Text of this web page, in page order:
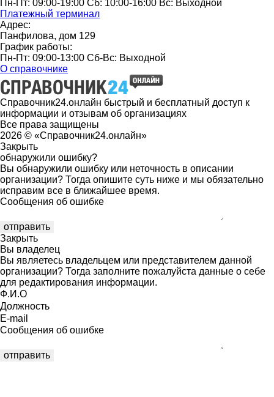
Пн-Пт: 09:00-19:00 Сб: 10:00-16:00 Вс: Выходной
Платежный терминал
Адрес:
Панфилова, дом 129
График работы:
Пн-Пт: 09:00-13:00 Сб-Вс: Выходной
О справочнике
Справочник24.онлайн быстрый и бесплатный доступ к
информации и отзывам об организациях
Все права защищены
2026 © «Справочник24.онлайн»
Закрыть
обнаружили ошибку?
Вы обнаружили ошибку или неточность в описании
организации? Тогда опишите суть ниже и мы обязательно
исправим все в ближайшее время.
Сообщения об ошибке
Закрыть
Вы владелец
Вы являетесь владельцем или представителем данной
организации? Тогда заполните пожалуйста данные о себе
для редактирования информации.
Ф.И.О
Должность
E-mail
Сообщения об ошибке